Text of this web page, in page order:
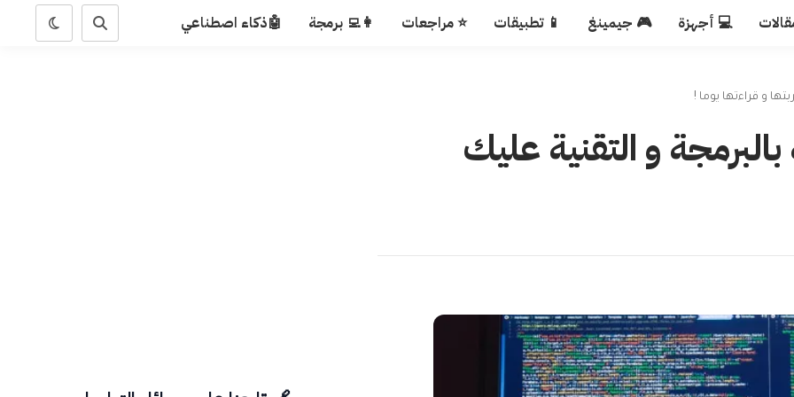
💻 أجهزة 🎮 جيمينغ 📱 تطبيقات ⭐ مراجعات 👩‍💻 برمجة 🤖ذكاء اصطناعي
خاصة بالبرمجة و التقنية عليك